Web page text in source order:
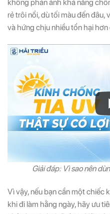
không phản ánh khả năng
rẻ trôi nổi, dù tối màu đến
và hứng chịu nhiều tổn hại
Giải đáp: Vì sao nên
Vì vậy, nếu bạn cần một chiếc
khi đi làm hằng ngày, hãy ưu